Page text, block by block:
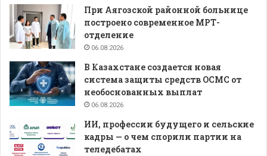
При Аягозской районной больнице
построено современное МРТ-
отделение
06.08.2026
В Казахстане создается новая
система защиты средств ОСМС от
необоснованных выплат
06.08.2026
ИИ, профессии будущего и сельские
кадры — о чем спорили партии на
теледебатах